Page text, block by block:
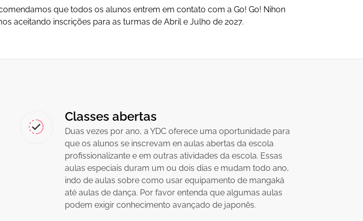
que todos os alunos entrem em contato com a Go! Go! Nihon
aceitando inscrições para as turmas de Abril e Julho de 2027.
Classes abertas
Duas vezes por ano, a YDC oferece uma oportunidade para
que os alunos se inscrevam en aulas abertas da escola
profissionalizante e em outras atividades da escola. Essas
aulas especiais duram um ou dois dias e mudam todo ano,
indo de aulas sobre como usar equipamento de mangaká
até aulas de dança. Por favor entenda que algumas aulas
podem exigir conhecimento avançado de japonês.